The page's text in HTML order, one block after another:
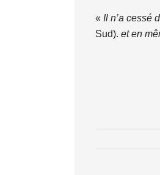
« Il n’a cessé
Sud). et en